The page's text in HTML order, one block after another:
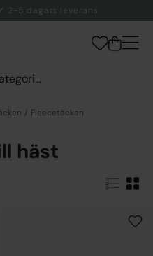
2-5 dagars leverans
Fleecetäcken
häst